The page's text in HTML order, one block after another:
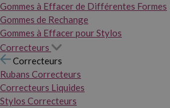
Gommes à Effacer de Différentes Formes
Gommes de Rechange
Gommes à Effacer pour Stylos
Correcteurs
Correcteurs
Rubans Correcteurs
Correcteurs Liquides
Stylos Correcteurs